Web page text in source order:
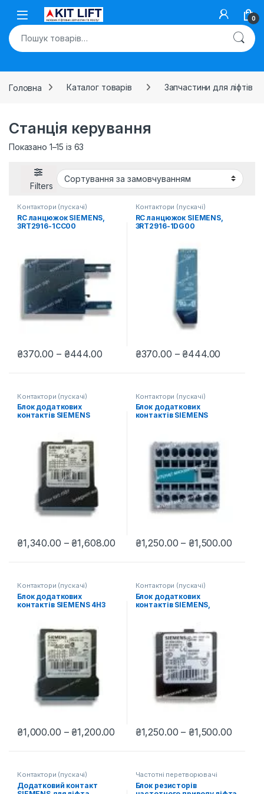
Skip to navigation
Skip to content
Open 0
Шукати:
Головна Каталог товарів Запчастини для ліфтів
Станція керування
Показано 1–15 із 63
Filters
Контактори (пускачі)
RC ланцюжок SIEMENS,
3RT2916-1CC00
₴370.00 – ₴444.00Діапазон цін: від ₴370.00 до
Цей товар має кілька варіантів. Параметри можна вибрати
Контактори (пускачі)
RC ланцюжок SIEMENS,
3RT2916-1DG00
₴370.00 – ₴444.00
Цей товар має кілька
Контактори (пускачі)
Блок додаткових
контактів SIEMENS
₴1,340.00 – ₴1,608.00 Діапазон цін: від ₴1,340.00 до
Цей товар має кілька варіантів. Параметри можна вибрати
Контактори (пускачі)
Блок додаткових
контактів SIEMENS
₴1,250.00 – ₴1,500.00
Цей товар має кілька
Контактори (пускачі)
Блок додаткових
контактів SIEMENS 4НЗ
₴1,000.00 – ₴1,200.00 Діапазон цін: від ₴1,000.00 до
Цей товар має кілька варіантів. Параметри можна вибрати
Контактори (пускачі)
Блок додаткових
контактів SIEMENS,
₴1,250.00 – ₴1,500.00
Цей товар має кілька
Контактори (пускачі)
Додатковий контакт
Частотні перетворювачі
Блок резисторів